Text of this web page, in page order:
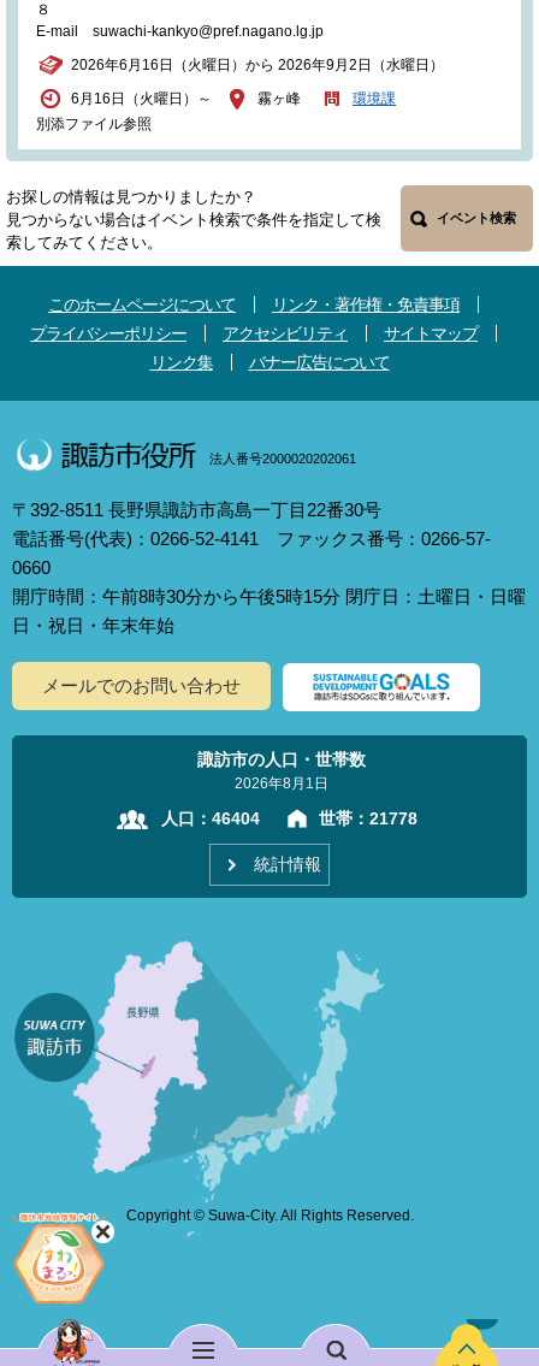
８
E-mail suwachi-kankyo@pref.nagano.lg.jp
2026年6月16日（火曜日）から 2026年9月2日（水曜日）
6月16日（火曜日）～
別添ファイル参照
霧ヶ峰 環境課
お探しの情報は見つかりましたか？
見つからない場合はイベント検索で条件を指定して検
索してみてください。
イベント検索
このホームページについて
リンク・著作権・免責事項
プライバシーポリシー
アクセシビリティ
サイトマップ
リンク集
バナー広告について
法人番号2000020202061
〒392-8511 長野県諏訪市高島一丁目22番30号
電話番号(代表)：0266-52-4141 ファックス番号：0266-57-
0660
開庁時間：午前8時30分から午後5時15分 閉庁日：土曜日・日曜
日・祝日・年末年始
メールでのお問い合わせ
諏訪市の人口・世帯数
2026年8月1日
人口： 46404 世帯： 21778
統計情報
Copyright © Suwa-City. All Rights Reserved.